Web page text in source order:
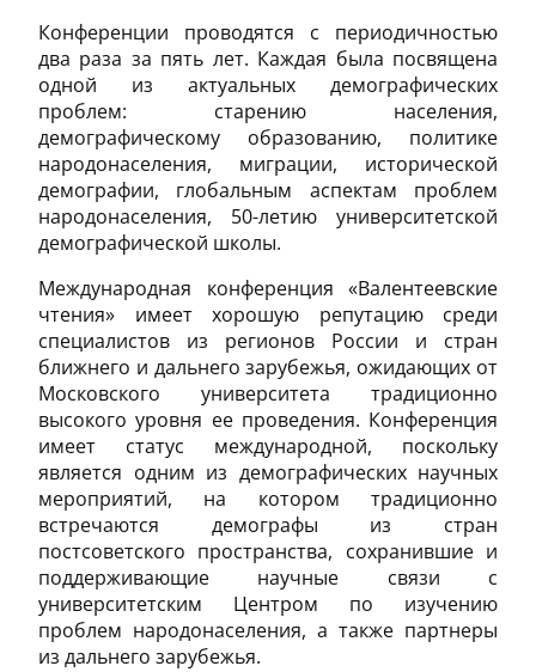
II Валентеевские чтения
Конференции проводятся с периодичностью
два раза за пять лет. Каждая была посвящена
одной из актуальных демографических
проблем: старению населения,
демографическому образованию, политике
народонаселения, миграции, исторической
демографии, глобальным аспектам проблем
народонаселения, 50-летию университетской
демографической школы.
Международная конференция «Валентеевские
чтения» имеет хорошую репутацию среди
специалистов из регионов России и стран
ближнего и дальнего зарубежья, ожидающих от
Московского университета традиционно
высокого уровня ее проведения. Конференция
имеет статус международной, поскольку
является одним из демографических научных
мероприятий, на котором традиционно
встречаются демографы из стран
постсоветского пространства, сохранившие и
поддерживающие научные связи с
университетским Центром по изучению
проблем народонаселения, а также партнеры
из дальнего зарубежья.